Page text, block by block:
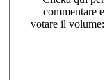
commentare e
votare il volume: